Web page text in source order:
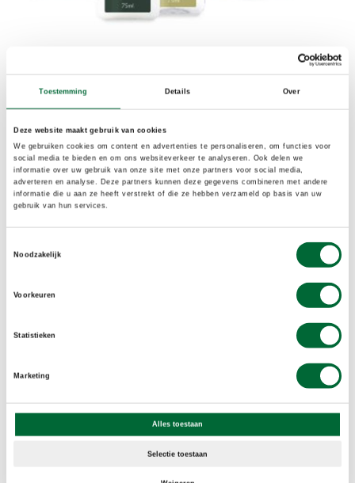
Toestemming Details Over
Deze website maakt gebruik van cookies
We gebruiken cookies om content en advertenties te personaliseren, om functies voor
social media te bieden en om ons websiteverkeer te analyseren. Ook delen we
informatie over uw gebruik van onze site met onze partners voor social media,
adverteren en analyse. Deze partners kunnen deze gegevens combineren met andere
informatie die u aan ze heeft verstrekt of die ze hebben verzameld op basis van uw
gebruik van hun services.
Noodzakelijk
Voorkeuren
Statistieken
Marketing
Alles toestaan
Selectie toestaan
Extra tip: huidverzorgingskit
Met de huidverzorgingskit van Ranger Care kom
je snel van de klachten van de eikenprocessierups
af. De kit bestaat uit strips om de brandharen
mee te verwijderen, uit menthol spray voor
directe verkoeling en uit aloë vera gel voor het
webshop van Wandel.nl. Klik op onderstaande
Huidverzorgingskit Ranger Care
Hoe blijf je uit de buurt van de
Tip 1: Vermijd contact met de rupsen. Blijf ook uit
de buurt van lege nesten, want hierin zitten nog
veel brandharen. Vooral in eikenlanen kunnen de
rupsen in grote aantallen aanwezig zijn en voor
overlast zorgen. Eikenbomen waar